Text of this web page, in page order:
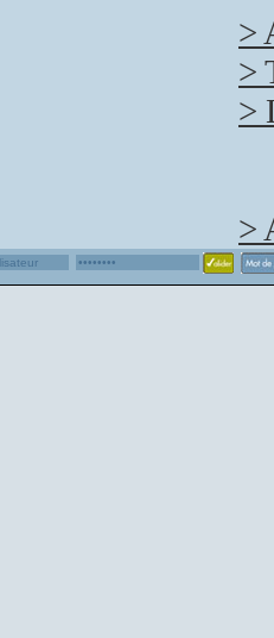
>
>
>
>